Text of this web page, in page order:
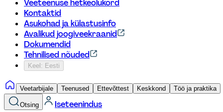
Veeteenuse hetkeolukord
Kontaktid
Asukohad ja külastusinfo
Avalikud joogiveekraanid
Dokumendid
Tehnilised nõuded
Keel: Eesti
Veetarbijale Teenused Ettevõttest Keskkond Töö ja praktika
Otsing
Iseteenindus